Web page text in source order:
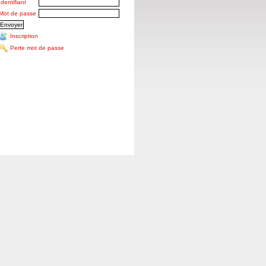
Identifiant
de passe
Inscription
Perte mot de passe